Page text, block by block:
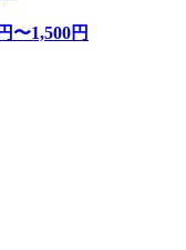
円〜1,500円